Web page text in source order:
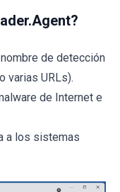
de detección
varias URLs).
de Internet e
a los sistemas